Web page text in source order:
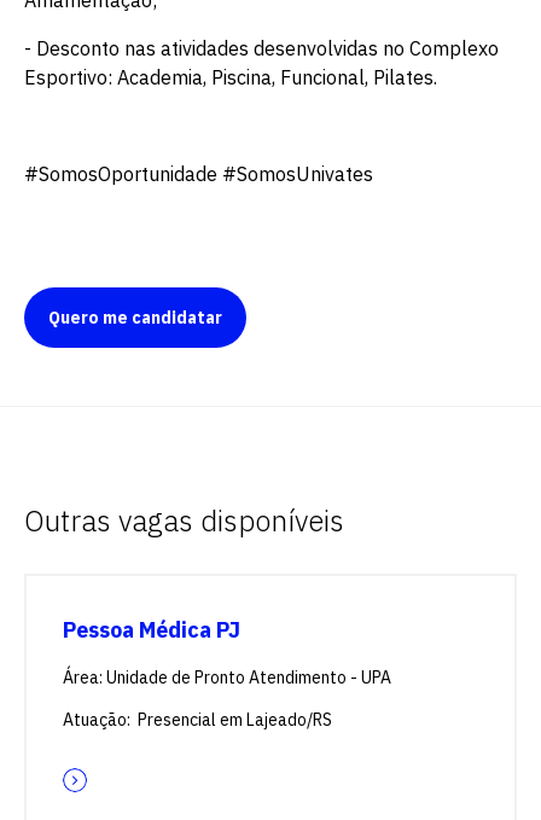
- Desconto nas atividades desenvolvidas no Complexo
Esportivo: Academia, Piscina, Funcional, Pilates.
#SomosOportunidade #SomosUnivates
Quero me candidatar
Outras vagas disponíveis
Pessoa Médica PJ
Área: Unidade de Pronto Atendimento - UPA
Atuação: Presencial em Lajeado/RS